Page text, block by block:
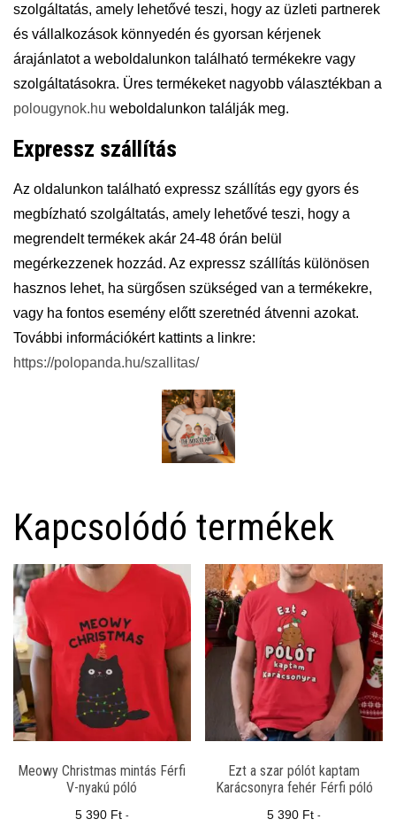
szolgáltatás, amely lehetővé teszi, hogy az üzleti partnerek
és vállalkozások könnyedén és gyorsan kérjenek
árajánlatot a weboldalunkon található termékekre vagy
szolgáltatásokra. Üres termékeket nagyobb választékban a
polougynok.hu weboldalunkon találják meg.
Expressz szállítás
Az oldalunkon található expressz szállítás egy gyors és
megbízható szolgáltatás, amely lehetővé teszi, hogy a
megrendelt termékek akár 24-48 órán belül
megérkezzenek hozzád. Az expressz szállítás különösen
hasznos lehet, ha sürgősen szükséged van a termékekre,
vagy ha fontos esemény előtt szeretnéd átvenni azokat.
További információkért kattints a linkre:
https://polopanda.hu/szallitas/
Kapcsolódó termékek
Meowy Christmas mintás Férfi
V-nyakú póló
5 390 Ft -
Ezt a szar pólót kaptam
Karácsonyra fehér Férfi póló
5 390 Ft -